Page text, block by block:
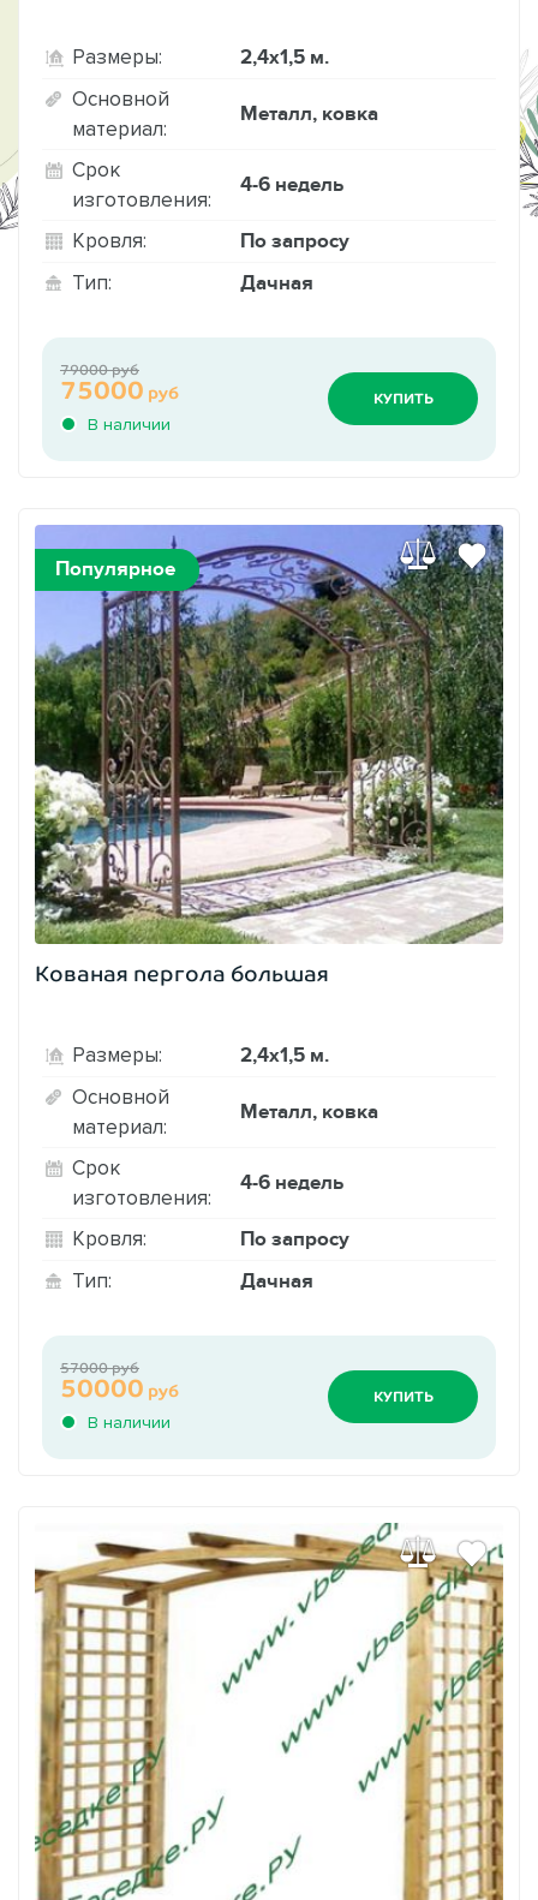
Размеры: 2,4х1,5 м.
Основной
материал:
Металл, ковка
Срок
изготовления:
4-6 недель
Кровля: По запросу
Тип: Дачная
В наличии
75000 руб
79000 руб
КУПИТЬ
Популярное
Кованая пергола большая
Размеры: 2,4х1,5 м.
Основной
материал:
Металл, ковка
Срок
изготовления:
4-6 недель
Кровля: По запросу
Тип: Дачная
В наличии
50000 руб
57000 руб
КУПИТЬ